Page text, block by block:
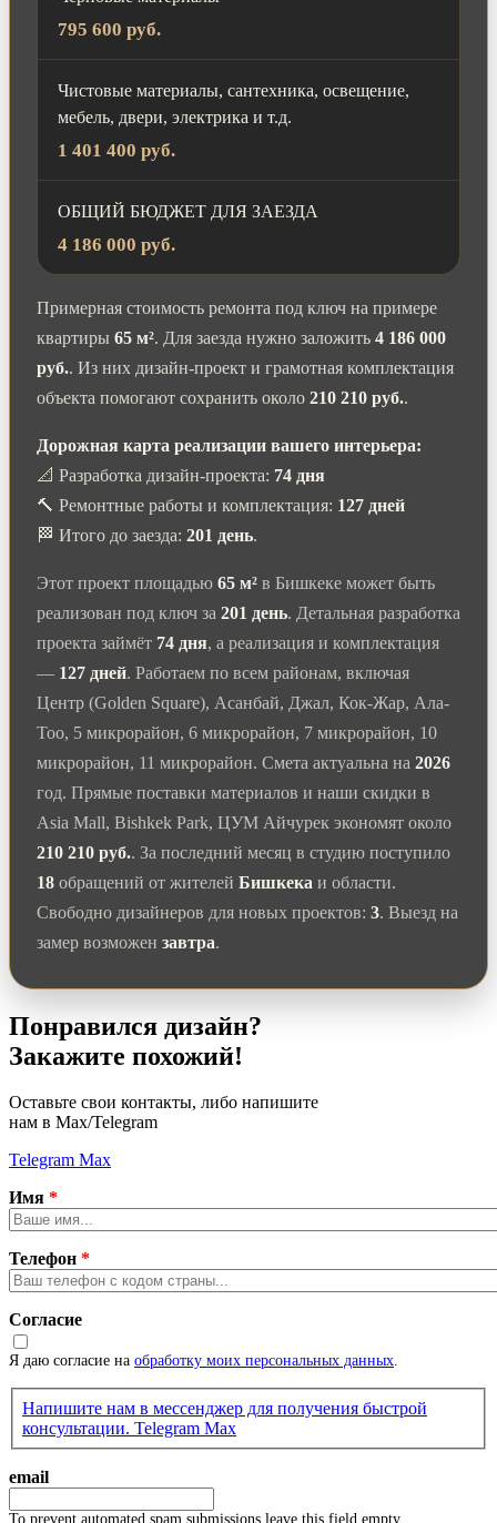
795 600 руб.
Чистовые материалы, сантехника, освещение,
мебель, двери, электрика и т.д.
1 401 400 руб.
ОБЩИЙ БЮДЖЕТ ДЛЯ ЗАЕЗДА
4 186 000 руб.
Примерная стоимость ремонта под ключ на примере
квартиры 65 м². Для заезда нужно заложить 4 186 000
руб.. Из них дизайн-проект и грамотная комплектация
объекта помогают сохранить около 210 210 руб..
Дорожная карта реализации вашего интерьера:
📐 Разработка дизайн-проекта: 74 дня
🔨 Ремонтные работы и комплектация: 127 дней
🏁 Итого до заезда: 201 день.
Этот проект площадью 65 м² в Бишкеке может быть
реализован под ключ за 201 день. Детальная разработка
проекта займёт 74 дня, а реализация и комплектация
— 127 дней. Работаем по всем районам, включая
Центр (Golden Square), Асанбай, Джал, Кок-Жар, Ала-
Тоо, 5 микрорайон, 6 микрорайон, 7 микрорайон, 10
микрорайон, 11 микрорайон. Смета актуальна на 2026
год. Прямые поставки материалов и наши скидки в
Asia Mall, Bishkek Park, ЦУМ Айчурек экономят около
210 210 руб.. За последний месяц в студию поступило
18 обращений от жителей Бишкека и области.
Свободно дизайнеров для новых проектов: 3. Выезд на
замер возможен завтра.
Понравился дизайн?
Закажите похожий!
Оставьте свои контакты, либо напишите
нам в Max/Telegram
Telegram Max
Имя *
Телефон *
Согласие
Я даю согласие на обработку моих персональных данных.
Напишите нам в мессенджер для получения быстрой
консультации. Telegram Max
email
To prevent automated spam submissions leave this field empty.